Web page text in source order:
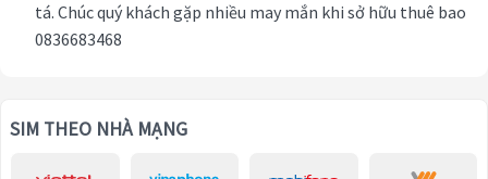
tá. Chúc quý khách gặp nhiều may mắn khi sở hữu thuê bao
0836683468
SIM THEO NHÀ MẠNG